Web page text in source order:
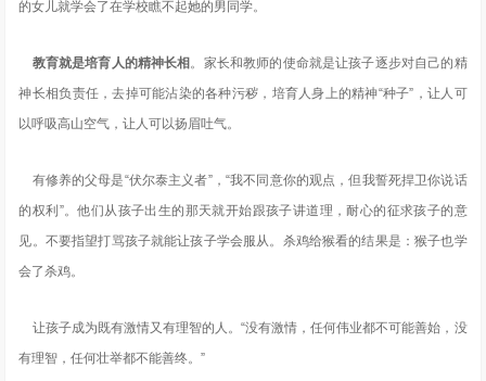
的女儿就学会了在学校瞧不起她的男同学。
教育就是培育人的精神长相。家长和教师的使命就是让孩子逐步对自己的精
神长相负责任，去掉可能沾染的各种污秽，培育人身上的精神“种子”，让人可
以呼吸高山空气，让人可以扬眉吐气。
有修养的父母是“伏尔泰主义者”，“我不同意你的观点，但我誓死捍卫你说话
的权利”。他们从孩子出生的那天就开始跟孩子讲道理，耐心的征求孩子的意
见。不要指望打骂孩子就能让孩子学会服从。杀鸡给猴看的结果是：猴子也学
会了杀鸡。
让孩子成为既有激情又有理智的人。“没有激情，任何伟业都不可能善始，没
有理智，任何壮举都不能善终。”